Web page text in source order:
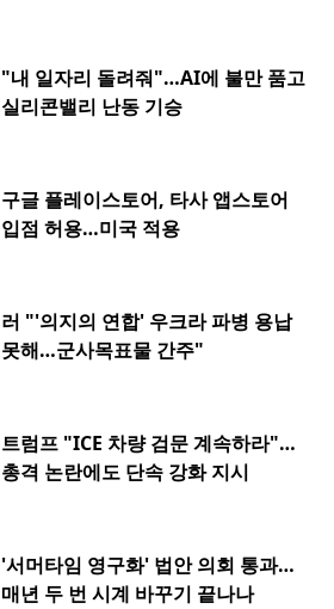
"내 일자리 돌려줘"…AI에 불만 품고
실리콘밸리 난동 기승
구글 플레이스토어, 타사 앱스토어
입점 허용…미국 적용
러 "'의지의 연합' 우크라 파병 용납
못해…군사목표물 간주"
트럼프 "ICE 차량 검문 계속하라"…
총격 논란에도 단속 강화 지시
'서머타임 영구화' 법안 의회 통과…
매년 두 번 시계 바꾸기 끝나나